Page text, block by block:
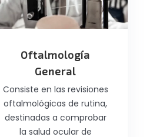
Oftalmología
General
Consiste en las revisiones
oftalmológicas de rutina,
destinadas a comprobar
la salud ocular de